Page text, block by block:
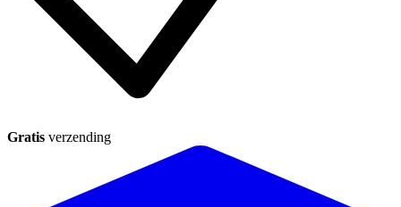
Gratis verzending